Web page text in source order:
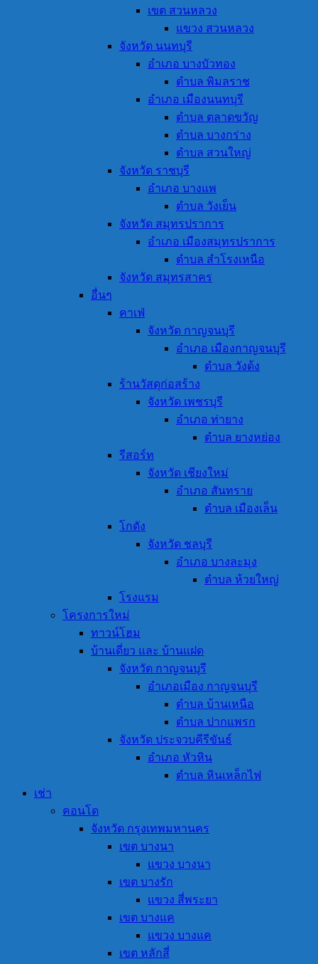
เขต สวนหลวง
แขวง สวนหลวง
จังหวัด นนทบุรี
อำเภอ บางบัวทอง
ตำบล พิมลราช
อำเภอ เมืองนนทบุรี
ตำบล ตลาดขวัญ
ตำบล บางกร่าง
ตำบล สวนใหญ่
จังหวัด ราชบุรี
อำเภอ บางแพ
ตำบล วังเย็น
จังหวัด สมุทรปราการ
อำเภอ เมืองสมุทรปราการ
ตำบล สำโรงเหนือ
จังหวัด สมุทรสาคร
อื่นๆ
คาเฟ่
จังหวัด กาญจนบุรี
อำเภอ เมืองกาญจนบุรี
ตำบล วังด้ง
ร้านวัสดุก่อสร้าง
จังหวัด เพชรบุรี
อำเภอ ท่ายาง
ตำบล ยางหย่อง
รีสอร์ท
จังหวัด เชียงใหม่
อำเภอ สันทราย
ตำบล เมืองเล็น
โกดัง
จังหวัด ชลบุรี
อำเภอ บางละมุง
ตำบล ห้วยใหญ่
โรงแรม
โครงการใหม่
ทาวน์โฮม
บ้านเดี่ยว และ บ้านแฝด
จังหวัด กาญจนบุรี
อำเภอเมือง กาญจนบุรี
ตำบล บ้านเหนือ
ตำบล ปากแพรก
จังหวัด ประจวบคีรีขันธ์
อำเภอ หัวหิน
ตำบล หินเหล็กไฟ
เช่า
คอนโด
จังหวัด กรุงเทพมหานคร
เขต บางนา
แขวง บางนา
เขต บางรัก
แขวง สี่พระยา
เขต บางแค
แขวง บางแค
เขต หลักสี่